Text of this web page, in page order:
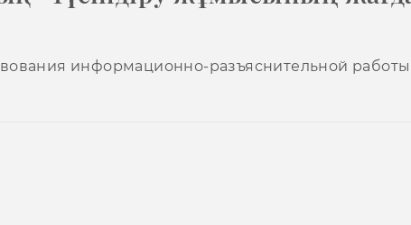
информационно-разъяснительной